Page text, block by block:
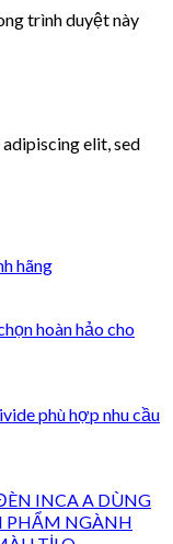
trình duyệt này
elit, sed
hãng
hoàn hảo cho
phù hợp nhu cầu
INCA A DÙNG
PHẨM NGÀNH